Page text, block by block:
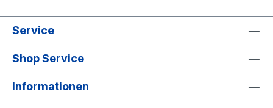
Service
Shop Service
Informationen